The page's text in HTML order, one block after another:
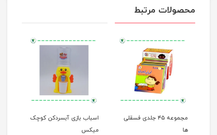
محصولات مرتبط
مجموعه ۴۵ جلدی فسقلی
ها
اسباب بازی آبسردکن کوچک
میکس